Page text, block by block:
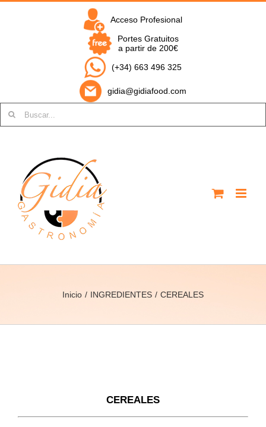
Saltar
Acceso Profesional
Portes Gratuitos
a partir de 200€
(+34) 663 496 325
gidia@gidiafood.com
Inicio INGREDIENTES CEREALES
CEREALES